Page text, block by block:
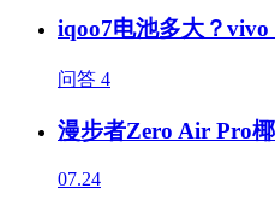
iqoo7电池多大？
问答 4
漫步者Zero Air Pro
07.24